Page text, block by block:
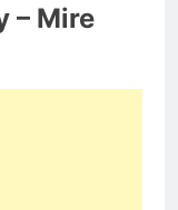
– Mire